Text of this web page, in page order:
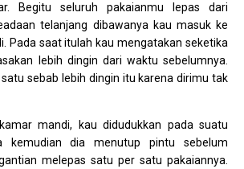
Begitu seluruh pakaianmu lepas dari
telanjang dibawanya kau masuk ke
Pada saat itulah kau mengatakan seketika
lebih dingin dari waktu sebelumnya.
sebab lebih dingin itu karena dirimu tak
mandi, kau didudukkan pada suatu
kemudian dia menutup pintu sebelum
melepas satu per satu pakaiannya.